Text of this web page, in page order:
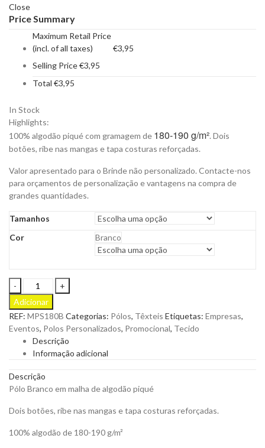
Close
Price Summary
Maximum Retail Price
(incl. of all taxes)
€3,95
Selling Price€3,95
Total €3,95
In Stock
Highlights:
100% algodão piqué com gramagem de 180-190 g/m². Dois
botões, ribe nas mangas e tapa costuras reforçadas.
Valor apresentado para o Brinde não personalizado. Contacte-nos
para orçamentos de personalização e vantagens na compra de
grandes quantidades.
Tamanhos
Cor
Branco
Pólo
Adulto
MPS180
Branco
Malha
Piqué
para
quantity
Adicionar
REF: MPS180B Categorias: Pólos, Têxteis Etiquetas: Empresas,
Eventos, Polos Personalizados, Promocional, Tecido
Descrição
Informação adicional
Descrição
Pólo Branco em malha de algodão piqué
Dois botões, ribe nas mangas e tapa costuras reforçadas.
100% algodão de 180-190 g/m²